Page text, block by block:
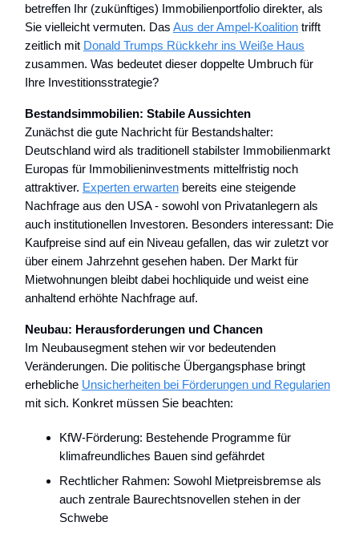
betreffen Ihr (zukünftiges) Immobilienportfolio direkter, als
Sie vielleicht vermuten. Das Aus der Ampel-Koalition trifft
zeitlich mit Donald Trumps Rückkehr ins Weiße Haus
zusammen. Was bedeutet dieser doppelte Umbruch für
Ihre Investitionsstrategie?
Bestandsimmobilien: Stabile Aussichten
Zunächst die gute Nachricht für Bestandshalter:
Deutschland wird als traditionell stabilster Immobilienmarkt
Europas für Immobilieninvestments mittelfristig noch
attraktiver. Experten erwarten bereits eine steigende
Nachfrage aus den USA - sowohl von Privatanlegern als
auch institutionellen Investoren. Besonders interessant: Die
Kaufpreise sind auf ein Niveau gefallen, das wir zuletzt vor
über einem Jahrzehnt gesehen haben. Der Markt für
Mietwohnungen bleibt dabei hochliquide und weist eine
anhaltend erhöhte Nachfrage auf.
Neubau: Herausforderungen und Chancen
Im Neubausegment stehen wir vor bedeutenden
Veränderungen. Die politische Übergangsphase bringt
erhebliche Unsicherheiten bei Förderungen und Regularien
mit sich. Konkret müssen Sie beachten:
KfW-Förderung: Bestehende Programme für
klimafreundliches Bauen sind gefährdet
Rechtlicher Rahmen: Sowohl Mietpreisbremse als
auch zentrale Baurechtsnovellen stehen in der
Schwebe